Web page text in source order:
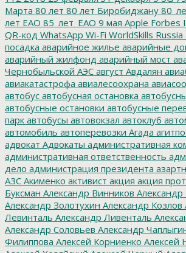
Марта 80 лет 80 лет Биробиджану
лет ЕАО 85_лет_ЕАО 9 мая Apple Forbes
QR-код WhatsApp Wi-Fi WorldSkills Russia
посадка аварийное жилье аварийные
аварийный жилфонд аварийный мост
Чернобыльской АЭС август Авдалян
авиакатастрофа авиалесоохрана
автобус автобусная остановка
автобусные остановки автобусные
парк автобусы автовокзал автоклуб
автомобиль автоперевозки Агада
адвокат Адвокаты административная
административная ответственность
дело администрация президента
АЗС Акименко активист акция акция
Буксман Александр Винников
Александр Золотухин Александр Козлов
Левинталь Александр Ливенталь
Александр Соловьев Александр
Филиппова Алексей Корниенко Алексей